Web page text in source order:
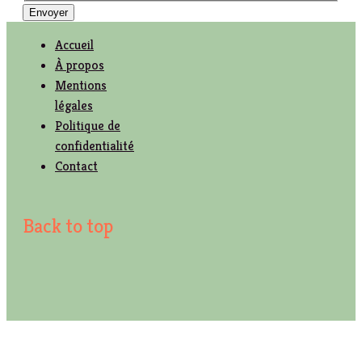
Envoyer
Accueil
À propos
Mentions
légales
Politique de
confidentialité
Contact
Back to top